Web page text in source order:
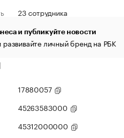
23 сотрудника
и публикуйте новости
личный бренд на РБК
17880057
45263583000
45312000000